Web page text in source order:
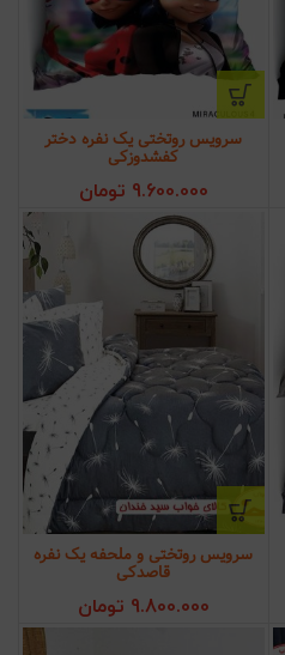
سرویس روتختی یک نفره دختر
کفشدوزکی
9.600.000 تومان
سرویس روتختی و ملحفه یک نفره
قاصدکی
9.800.000 تومان